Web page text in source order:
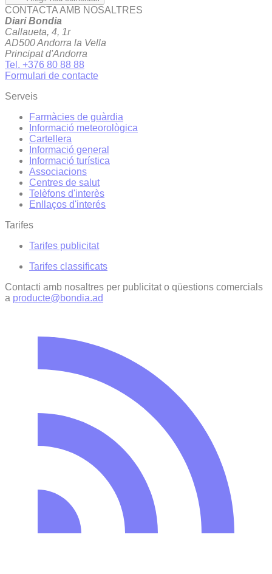
CONTACTA AMB NOSALTRES
Diari Bondia
Callaueta, 4, 1r
AD500 Andorra la Vella
Principat d'Andorra
Tel. +376 80 88 88
Formulari de contacte
Serveis
Farmàcies de guàrdia
Informació meteorològica
Cartellera
Informació general
Informació turística
Associacions
Centres de salut
Telèfons d'interès
Enllaços d'interés
Tarifes
Tarifes publicitat
Tarifes classificats
Contacti amb nosaltres per publicitat o qüestions comercials
a producte@bondia.ad